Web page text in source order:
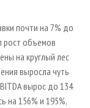
почти на 7% до
рост объемов
на круглый лес
выросла чуть
вырос до 134
на 156% и 195%,